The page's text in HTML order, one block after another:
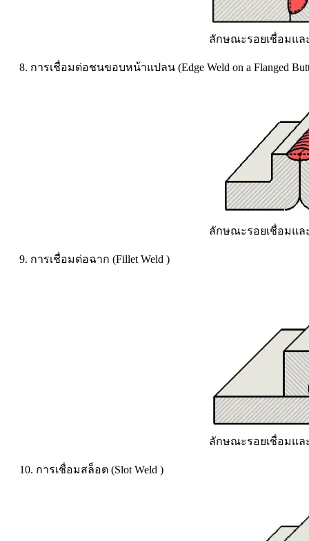
ลักษณะรอยเชื่อมแล
8. การเชื่อมต่อชนขอบหน้าแปลน (Edge Weld on a Flanged
ลักษณะรอยเชื่อมแ
9. การเชื่อมต่อฉาก (Fillet Weld )
ลักษณะรอยเชื่อมแ
10. การเชื่อมสล็อต (Slot Weld )